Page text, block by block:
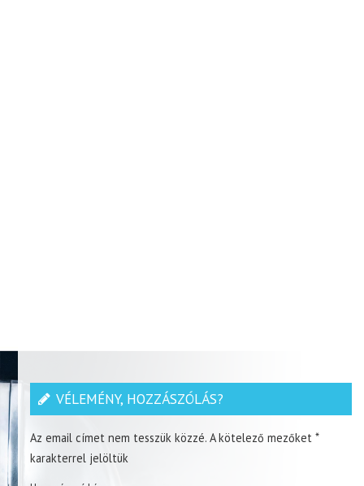
VÉLEMÉNY, HOZZÁSZÓLÁS?
Az email címet nem tesszük közzé. A kötelező mezőket*
karakterrel jelöltük